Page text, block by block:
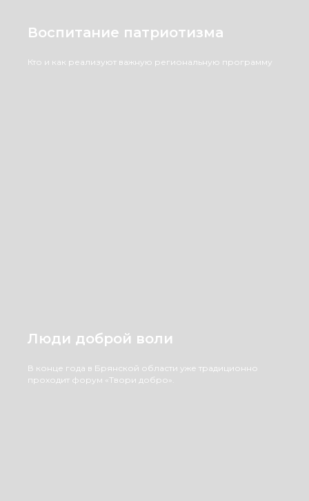
Воспитание патриотизма
Кто и как реализуют важную региональную программу
Люди доброй воли
В конце года в Брянской области уже традиционно
проходит форум «Твори добро».